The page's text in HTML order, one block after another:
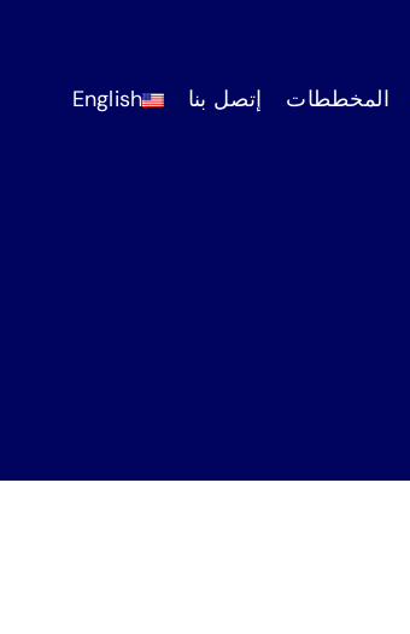
المخططات إتصل بنا English